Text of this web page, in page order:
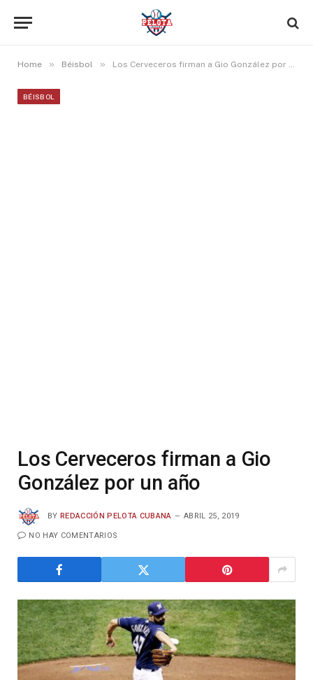
Home » Béisbol » Los Cerveceros firman a Gio González por un año
BÉISBOL
Los Cerveceros firman a Gio
González por un año
BY REDACCIÓN PELOTA CUBANA ABRIL 25, 2019
NO HAY COMENTARIOS